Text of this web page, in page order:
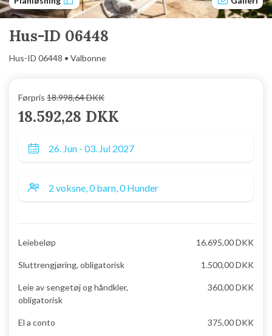
Hus-ID 06448
Hus-ID 06448 • Valbonne
Førpris 18.998,64 DKK
18.592,28 DKK
Leiebeløp 16.695,00 DKK
Sluttrengjøring, obligatorisk 1.500,00 DKK
Leie av sengetøj og håndkler,
obligatorisk
360,00 DKK
El a conto 375,00 DKK